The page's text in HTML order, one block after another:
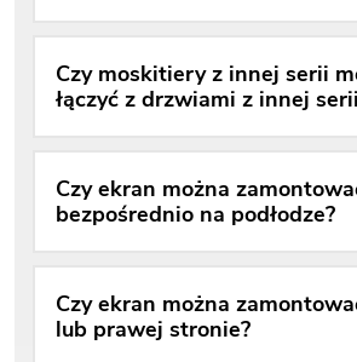
Czy moskitiery z innej serii
łączyć z drzwiami z innej
Czy ekran można
bezpośrednio na podłodze?
Czy ekran można
lub prawej stronie?